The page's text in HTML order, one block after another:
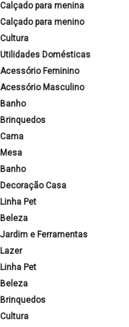
Calçado para menina
Calçado para menino
Cultura
Utilidades Domésticas
Acessório Feminino
Acessório Masculino
Banho
Brinquedos
Cama
Mesa
Banho
Decoração Casa
Linha Pet
Beleza
Jardim e Ferramentas
Lazer
Linha Pet
Beleza
Brinquedos
Cultura